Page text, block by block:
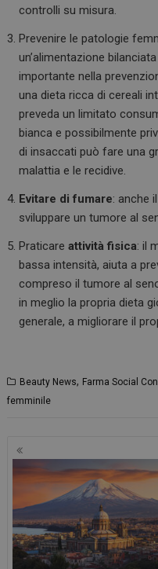
controlli su misura.
Prevenire le patologie
un’alimentazione
importante nella
una dieta ricca di cereali
preveda un limitato
bianca e possibilmente
di insaccati può fare una
malattia e le recidive.
Evitare di fumare: anche
sviluppare un tumore al
Praticareattività fisica: il
bassa intensità, aiuta a
compreso il tumore al
in meglio la propria dieta
generale, a migliorare il
Beauty News, Farma Social
femminile
Navigazione
articoli